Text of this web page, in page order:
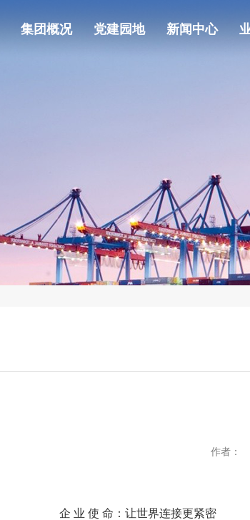
集团概况 党建园地 新闻中心
作者：
企 业 使 命： 让世界连接更紧密